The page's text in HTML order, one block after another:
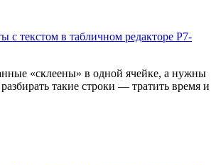
с текстом в табличном редакторе Р7-
«склеены» в одной ячейке, а нужны
такие строки — тратить время и